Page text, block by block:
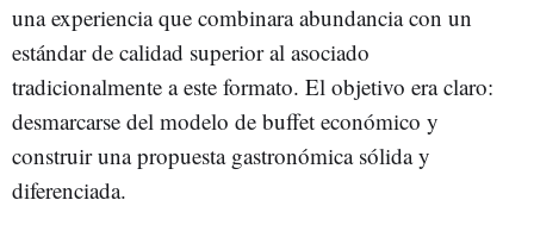
una experiencia que combinara abundancia con un
estándar de calidad superior al asociado
tradicionalmente a este formato. El objetivo era claro:
desmarcarse del modelo de buffet económico y
construir una propuesta gastronómica sólida y
diferenciada.